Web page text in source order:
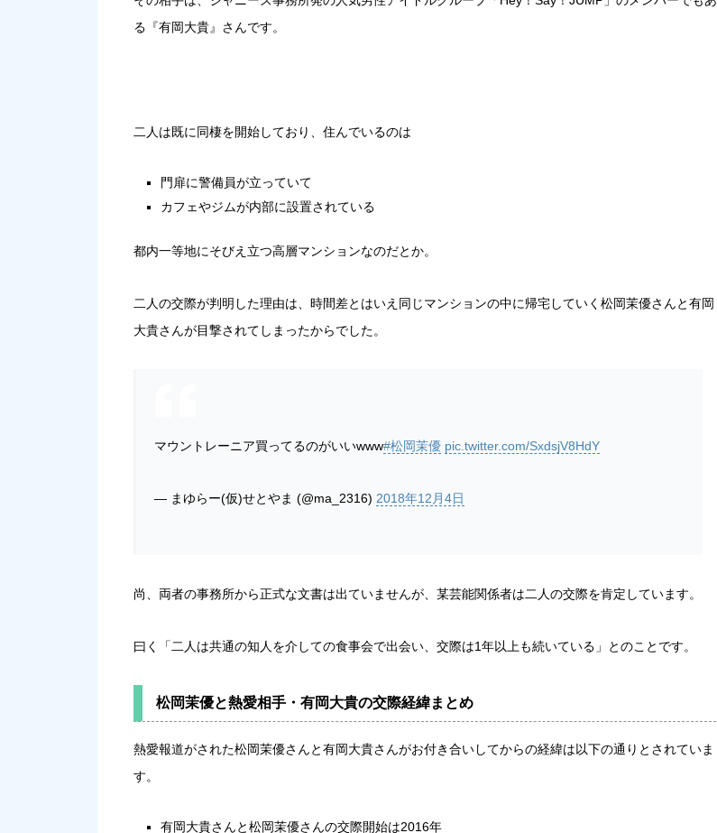
る『有岡大貴』さんです。
二人は既に同棲を開始しており、住んでいるのは
門扉に警備員が立っていて
カフェやジムが内部に設置されている
都内一等地にそびえ立つ高層マンションなのだとか。
二人の交際が判明した理由は、時間差とはいえ同じマンションの中に帰宅していく松岡茉優さんと有岡
大貴さんが目撃されてしまったからでした。
マウントレーニア買ってるのがいいwww#松岡茉優 pic.twitter.com/SxdsjV8HdY
— まゆらー(仮)せとやま (@ma_2316) 2018年12月4日
尚、両者の事務所から正式な文書は出ていませんが、某芸能関係者は二人の交際を肯定しています。
曰く「 二人は共通の知人を介しての食事会で出会い、交際は1年以上も続いている 」とのことです。
松岡茉優と熱愛相手・有岡大貴の交際経緯まとめ
熱愛報道がされた松岡茉優さんと有岡大貴さんがお付き合いしてからの経緯は以下の通りとされていま
す。
有岡大貴さんと松岡茉優さんの交際開始は2016年